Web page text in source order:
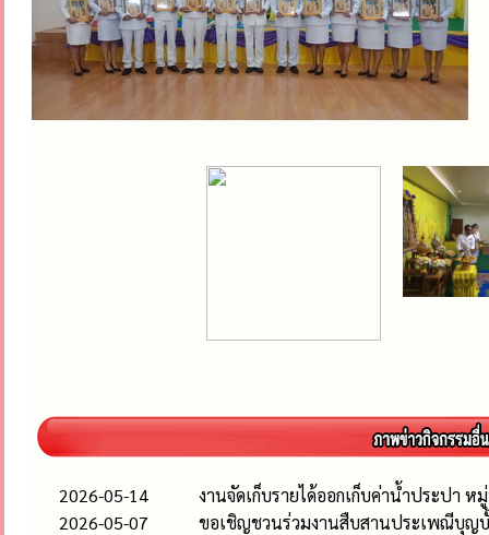
2026-05-14
งานจัดเก็บรายได้ออกเก็บค่าน้ำประปา
2026-05-07
ขอเชิญชวนร่วมงานสืบสานประเพณีบุญ